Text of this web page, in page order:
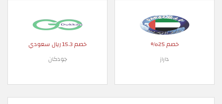
خصم 25%
داراز
خصم 15.3 ريال سعودي
جودكان